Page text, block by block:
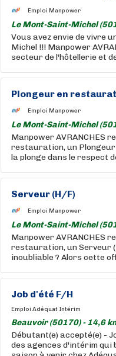
Emploi Manpower
Le Mont-Saint-Michel
Vous avez envie de vivre
Michel !!! Manpower
secteur de l'hôtellerie et
Plongeur en
Emploi Manpower
Le Mont-Saint-Michel
Manpower AVRANCHES
restauration, un Plongeur
la plonge dans le respect
Serveur (H/F)
Emploi Manpower
Le Mont-Saint-Michel
Manpower AVRANCHES
restauration, un Serveur
inoubliable ? Alors cette
Job d'été F/H
Emploi Adéquat Intérim
Beauvoir (50170) - 14,6
Débutant(e) accepté(e) -
des agences d'intérim qui